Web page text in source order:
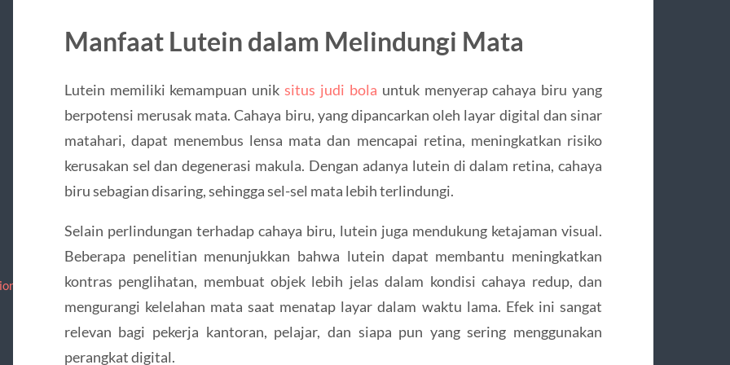
Manfaat Lutein dalam Melindungi Mata
Lutein memiliki kemampuan uniksitus judi bola untuk menyerap cahaya biru yang
berpotensi merusak mata. Cahaya biru, yang dipancarkan oleh layar digital dan sinar
matahari, dapat menembus lensa mata dan mencapai retina, meningkatkan risiko
kerusakan sel dan degenerasi makula. Dengan adanya lutein di dalam retina, cahaya
biru sebagian disaring, sehingga sel-sel mata lebih terlindungi.
Selain perlindungan terhadap cahaya biru, lutein juga mendukung ketajaman visual.
Beberapa penelitian menunjukkan bahwa lutein dapat membantu meningkatkan
kontras penglihatan, membuat objek lebih jelas dalam kondisi cahaya redup, dan
mengurangi kelelahan mata saat menatap layar dalam waktu lama. Efek ini sangat
relevan bagi pekerja kantoran, pelajar, dan siapa pun yang sering menggunakan
perangkat digital.